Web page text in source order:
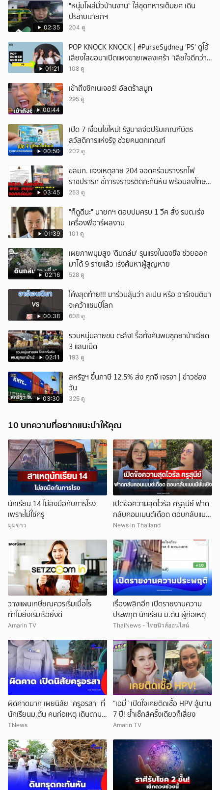
02:35
"หนุ่มโผล่มั่วบ้านงาน" ใส่ชุดทหารเต็มยศ เดิน
ประกบนายกฯ
204 ดู
01:21
POP KNOCK KNOCK | #PurseSydney 'PS' ดูโอ้
เสียงใสขอมาเปิดแผงขายเพลงเศร้า “เสียใจดีกว่า
เสียเธอ”
108 ดู
00:44
เข้าถึงซิกเนเจอร์! อัลตร้าสมูท
295 ดู
00:50
เปิด 7 เงื่อนไขใหม่! รัฐบาลจ่อปรับเกณฑ์บัตร
สวัสดิการแห่งรัฐ ช่วยคนตกเกณฑ์
202 ดู
03:45
ขสมก. แจงเหตุสาย 204 จอดคร่อมรางรถไฟ
ราชปรารภ ชี้การจราจรติดกะทันหัน พร้อมลงโทษ
พขร. แล้ว
253 ดู
01:39
"ก็ดูดีนะ" นายกฯ ตอบปมครบ 1 วีค สั่ง รมต.เร่ง
เครื่องพีอาร์ผลงาน
101 ดู
02:16
เผยภาพมุมสูง 'ดินถล่ม' รุนแรงในฉงชิ่ง ช่วยออก
มาได้ 9 รายแล้ว เร่งค้นหาผู้สูญหาย
528 ดู
00:38
โค้งสุดท้าย!!! มาร่วมลุ้นว่า สเปน หรือ อาร์เจนตินา
จะคว้าแชมป์โลก
608 ดู
02:11
รวบหนุ่มสายขน ตะลึง! รื้อทั้งคันพบซุกยาบ้าเฉียด
3 แสนเม็ด
193 ดู
03:30
สหรัฐฯ ขึ้นภาษี 12.5% ส่ง ศุภจี เจรจา | ข่าวช่อง
วัน
325 ดู
10 บทความที่อยากแนะนำให้คุณ
นักเรียน 14 ไม่ลงมือกับภารโรง
เพราะไม่ใช่ครู
มุมข่าว
เปิดข้อความสุดไวรัล ครูสุนีย์ ฟาด
กลับคอมเมนต์เดือด ตอบกลับแบบ
มีชั้นเชิง
News In Thailand
วางแผนเกษียณควรเริ่มเมื่อไร
ทำไมยิ่งเริ่มเร็วยิ่งดี
Amarin TV
เรื่องพลิกอีก เปิดรายงานความ
ประพฤติ นักเรียน ม.ต้น ผู้ก่อเหตุ
ThaiNews - ไทยนิวส์ออนไลน์
ผิดคาดมาก เผยนิสัย "ครูอรสา" ที่
นักเรียนม.ต้น คนก่อเหตุ เดินตาม
หา
TNews
“เอมี่” เปิดใจเคยติดเชื้อ HPV สู้นาน
7 ปี! ย้ำเซ็กส์ครั้งเดียวก็เสี่ยง
Amarin TV